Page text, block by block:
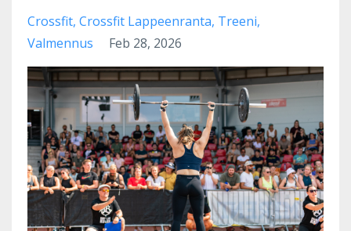
Crossfit Crossfit Lappeenranta Treeni
Valmennus
Feb 28, 2026